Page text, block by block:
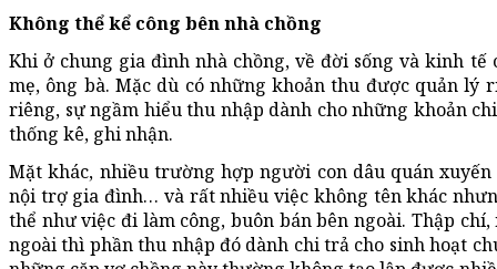
Không thể kể công bên nhà chồng
Khi ở chung gia đình nhà chồng, về đời sống và kinh
mẹ, ông bà. Mặc dù có những khoản thu được quản lý
riêng, sự ngầm hiểu thu nhập dành cho những khoản
thống kê, ghi nhận.
Mặt khác, nhiều trường hợp người con dâu quán
nội trợ gia đình… và rất nhiều việc không tên khác
thể như việc đi làm công, buôn bán bên ngoài. Thập
ngoài thì phần thu nhập đó dành chi trả cho sinh hoạt